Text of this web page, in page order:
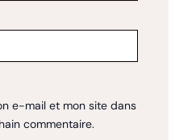
e-mail et mon site dans
commentaire.